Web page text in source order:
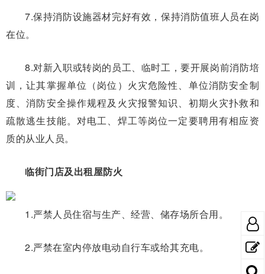
7.保持消防设施器材完好有效，保持消防值班人员在岗
在位。
8.对新入职或转岗的员工、临时工，要开展岗前消防培
训，让其掌握单位（岗位）火灾危险性、单位消防安全制
度、消防安全操作规程及火灾报警知识、初期火灾扑救和
疏散逃生技能。对电工、焊工等岗位一定要聘用有相应资
质的从业人员。
临街门店及出租屋防火
1.严禁人员住宿与生产、经营、储存场所合用。
2.严禁在室内停放电动自行车或给其充电。